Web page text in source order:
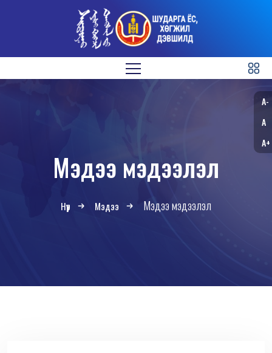
Мэдээ мэдээлэл
Нүүр Мэдээ Мэдээ мэдээлэл
A-
A
A+